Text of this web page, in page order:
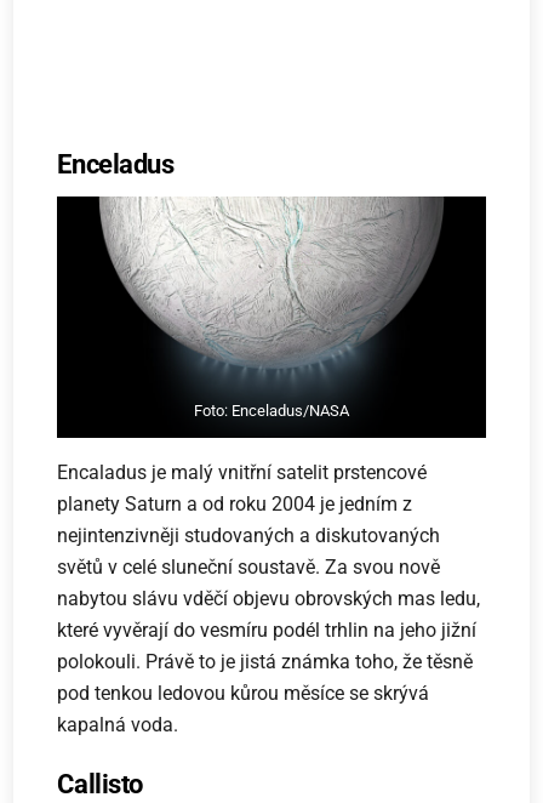
Enceladus
Foto: Enceladus/NASA
Encaladus je malý vnitřní satelit prstencové
planety Saturn a od roku 2004 je jedním z
nejintenzivněji studovaných a diskutovaných
světů v celé sluneční soustavě. Za svou nově
nabytou slávu vděčí objevu obrovských mas ledu,
které vyvěrají do vesmíru podél trhlin na jeho jižní
polokouli. Právě to je jistá známka toho, že těsně
pod tenkou ledovou kůrou měsíce se skrývá
kapalná voda.
Callisto